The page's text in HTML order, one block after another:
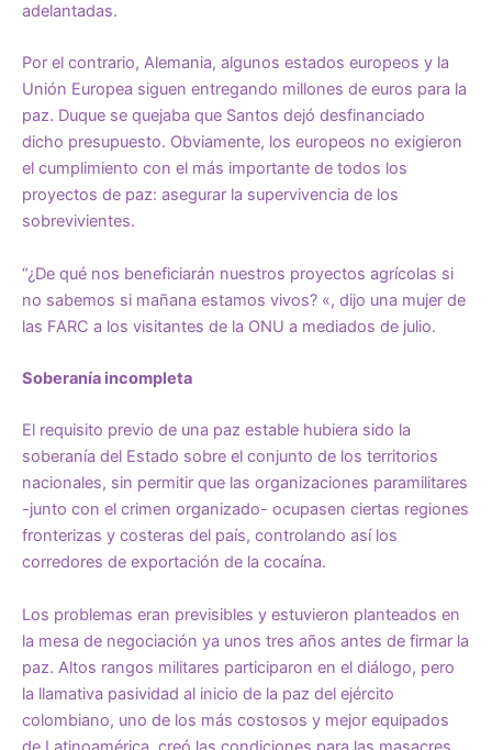
adelantadas.
Por el contrario, Alemania, algunos estados europeos y la
Unión Europea siguen entregando millones de euros para la
paz. Duque se quejaba que Santos dejó desfinanciado
dicho presupuesto. Obviamente, los europeos no exigieron
el cumplimiento con el más importante de todos los
proyectos de paz: asegurar la supervivencia de los
sobrevivientes.
“¿De qué nos beneficiarán nuestros proyectos agrícolas si
no sabemos si mañana estamos vivos? «, dijo una mujer de
las FARC a los visitantes de la ONU a mediados de julio.
Soberanía incompleta
El requisito previo de una paz estable hubiera sido la
soberanía del Estado sobre el conjunto de los territorios
nacionales, sin permitir que las organizaciones paramilitares
-junto con el crimen organizado- ocupasen ciertas regiones
fronterizas y costeras del país, controlando así los
corredores de exportación de la cocaína.
Los problemas eran previsibles y estuvieron planteados en
la mesa de negociación ya unos tres años antes de firmar la
paz. Altos rangos militares participaron en el diálogo, pero
la llamativa pasividad al inicio de la paz del ejército
colombiano, uno de los más costosos y mejor equipados